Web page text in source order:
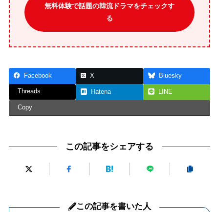
無料体験で話題の韓流ドラマをチェックす
る
Facebook X Bluesky
Threads Hatena LINE
Copy
この記事をシェアする
この記事を書いた人